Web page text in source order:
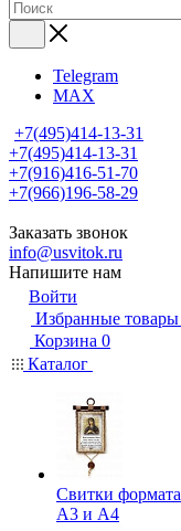
Telegram
MAX
+7(495)414-13-31
+7(495)414-13-31
+7(916)416-51-70
+7(966)196-58-29
Заказать звонок
info@usvitok.ru
Напишите нам
Войти
Избранные товары
Корзина 0
Каталог
Свитки формата
А3 и А4